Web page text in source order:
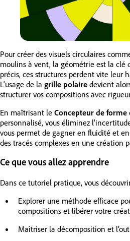
Pour créer des visuels circulaires
moulins à vent, la géométrie est la clé
précis, ces structures perdent vite leur
L'usage de la grille polaire devient
structurer vos compositions avec
En maîtrisant le Concepteur de forme
personnalisé, vous éliminez
vous permet de gagner en fluidité et
des tracés complexes en une création
Ce que vous allez apprendre
Dans ce tutoriel pratique, vous
Explorer une méthode efficace
compositions et libérer votre
Maîtriser la décomposition et